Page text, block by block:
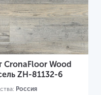
CronaFloor Wood
ZH-81132-6
Россия